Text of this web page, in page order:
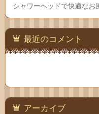
シャワーヘッドで快適なお
最近のコメント
アーカイブ